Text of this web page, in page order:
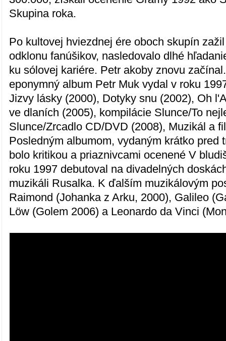
Skupina roka.
Po kultovej hviezdnej ére oboch skupín
odklonu fanúšikov, nasledovalo dlhé
ku sólovej kariére. Petr akoby znovu
eponymný album Petr Muk vydal v roku
Jizvy lásky (2000), Dotyky snu (2002), Oh
ve dlaních (2005), kompilácie Slunce/To
Slunce/Zrcadlo CD/DVD (2008), Muzikál a
Posledným albumom, vydaným krátko pred
bolo kritikou a priaznivcami ocenené V
roku 1997 debutoval na divadelných
muzikáli Rusalka. K ďalším muzikálovým
Raimond (Johanka z Arku, 2000), Galileo
Löw (Golem 2006) a Leonardo da Vinci